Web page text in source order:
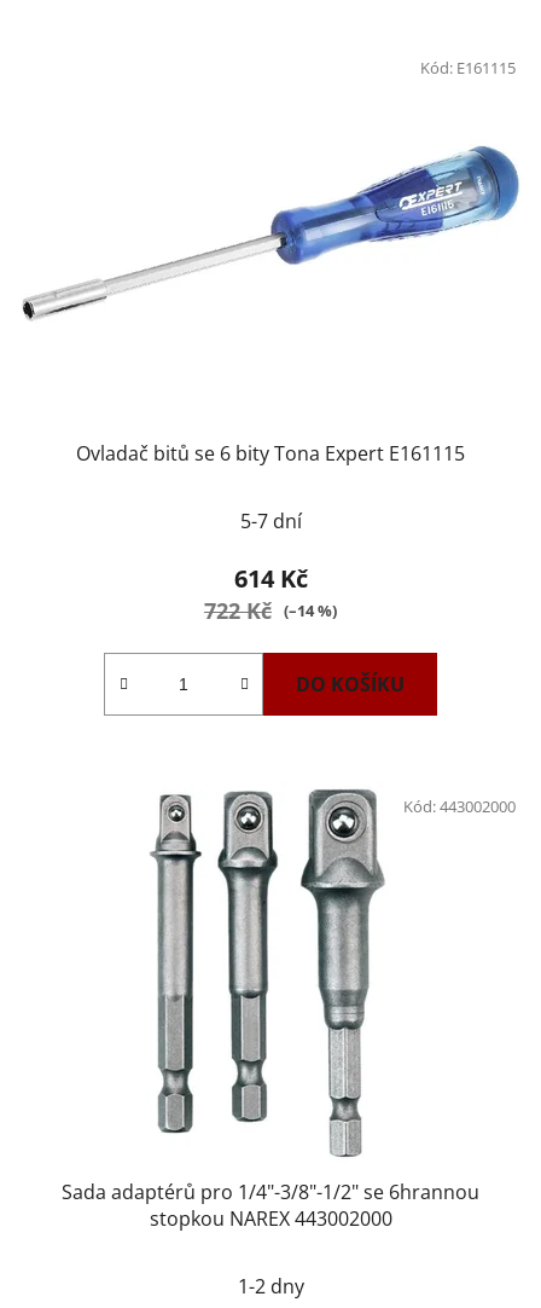
Ovladač bitů se 6 bity Tona Expert E161115
5-7 dní
614 Kč
722 Kč (–14 %)
DO KOŠÍKU
Kód: E161115
Sada adaptérů pro 1/4"-3/8"-1/2" se 6hrannou
stopkou NAREX 443002000
1-2 dny
Kód:443002000